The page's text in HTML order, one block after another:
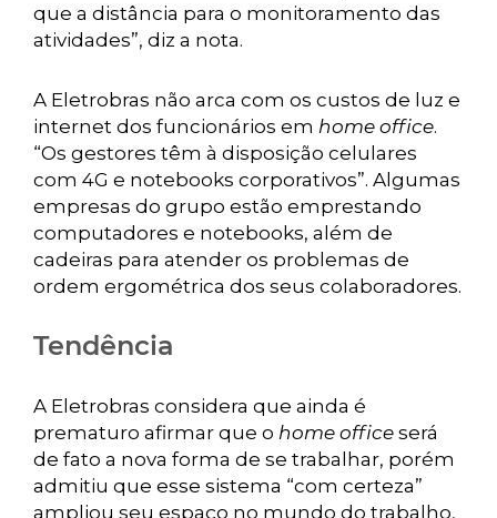
que a distância para o monitoramento das
atividades”, diz a nota.
A Eletrobras não arca com os custos de luz e
internet dos funcionários em home office.
“Os gestores têm à disposição celulares
com 4G e notebooks corporativos”. Algumas
empresas do grupo estão emprestando
computadores e notebooks, além de
cadeiras para atender os problemas de
ordem ergométrica dos seus colaboradores.
Tendência
A Eletrobras considera que ainda é
prematuro afirmar que o home office será
de fato a nova forma de se trabalhar, porém
admitiu que esse sistema “com certeza”
ampliou seu espaço no mundo do trabalho,